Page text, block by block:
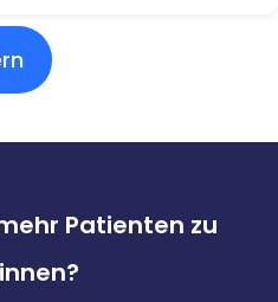
Patienten zu